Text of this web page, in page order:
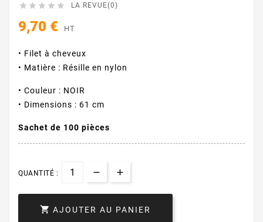
     LA REVUE(0)
9,70 € HT
• Filet à cheveux
• Matière : Résille en nylon
• Couleur : NOIR
• Dimensions : 61 cm
Sachet de 100 pièces
QUANTITÉ :
 AJOUTER AU PANIER